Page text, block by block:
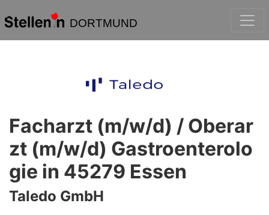
DORTMUND
Facharzt (m/w/d) / Oberar
zt (m/w/d) Gastroenterolo
gie in 45279 Essen
Taledo GmbH